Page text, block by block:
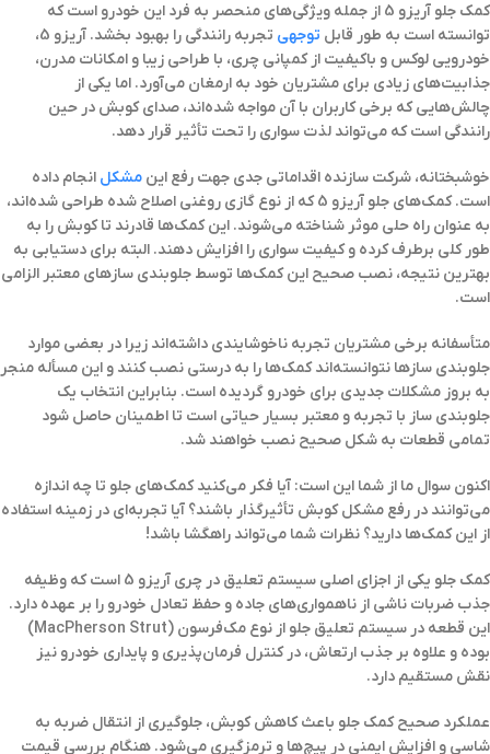
کمک جلو آریزو 5 از جمله ویژگی‌های منحصر به فرد این خودرو است که
توانسته است به طور قابل توجهی
تجربه رانندگی را بهبود بخشد. آریزو 5،
خودرویی لوکس و باکیفیت از کمپانی چری، با طراحی زیبا و امکانات مدرن،
جذابیت‌های زیادی برای مشتریان خود به ارمغان می‌آورد. اما یکی از
چالش‌هایی که برخی کاربران با آن مواجه شده‌اند، صدای کوبش در حین
رانندگی است که می‌تواند لذت سواری را تحت تأثیر قرار دهد.
خوشبختانه، شرکت سازنده اقداماتی جدی جهت رفع این مشکل انجام داده
است. کمک‌های جلو آریزو 5 که از نوع گازی روغنی اصلاح شده طراحی شده‌اند،
به عنوان راه حلی موثر شناخته می‌شوند. این کمک‌ها قادرند تا کوبش را به
طور کلی برطرف کرده و کیفیت سواری را افزایش دهند. البته برای دستیابی به
بهترین نتیجه، نصب صحیح این کمک‌ها توسط جلوبندی سازهای معتبر الزامی
است.
متأسفانه برخی مشتریان تجربه ناخوشایندی داشته‌اند زیرا در بعضی موارد
جلوبندی سازها نتوانسته‌اند کمک‌ها را به درستی نصب کنند و این مسأله منجر
به بروز مشکلات جدیدی برای خودرو گردیده است. بنابراین انتخاب یک
جلوبندی ساز با تجربه و معتبر بسیار حیاتی است تا اطمینان حاصل شود
تمامی قطعات به شکل صحیح نصب خواهند شد.
اکنون سوال ما از شما این است: آیا فکر می‌کنید کمک‌های جلو تا چه اندازه
می‌توانند در رفع مشکل کوبش تأثیرگذار باشند؟ آیا تجربه‌ای در زمینه استفاده
از این کمک‌ها دارید؟ نظرات شما می‌تواند راهگشا باشد!
کمک جلو یکی از اجزای اصلی سیستم تعلیق در چری آریزو 5
است که وظیفه
جذب ضربات ناشی از ناهمواری‌های جاده و حفظ تعادل خودرو را بر عهده دارد.
این قطعه در سیستم تعلیق جلو از نوع مک‌فرسون (MacPherson Strut)
بوده و علاوه بر جذب ارتعاش، در کنترل فرمان‌پذیری و پایداری خودرو نیز
نقش مستقیم دارد.
عملکرد صحیح کمک جلو باعث کاهش کوبش، جلوگیری از انتقال ضربه به
شاسی و افزایش ایمنی در پیچ‌ها و ترمزگیری می‌شود. هنگام بررسی قیمت